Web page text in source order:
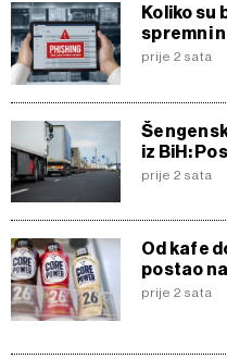
Koliko su
spremni
prije 2 sata
iz BiH:
prije 2 sata
Od kafe
postao
prije 2 sata